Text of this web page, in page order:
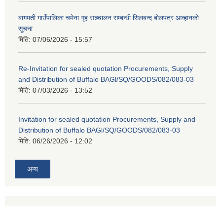
बागमती गाउँपालिका चमेना गृह सञ्चालन सम्बन्धी सिलबन्द बोलपत्र आव्हानको
सूचना
मिति: 07/06/2026 - 15:57
Re-Invitation for sealed quotation Procurements, Supply
and Distribution of Buffalo BAGl/SQ/GOODS/082/083-03
मिति: 07/03/2026 - 13:52
Invitation for sealed quotation Procurements, Supply and
Distribution of Buffalo BAGl/SQ/GOODS/082/083-03
मिति: 06/26/2026 - 12:02
अन्य